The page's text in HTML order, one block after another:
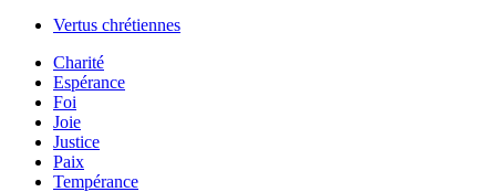
Vertus chrétiennes
Charité
Espérance
Foi
Joie
Justice
Paix
Tempérance